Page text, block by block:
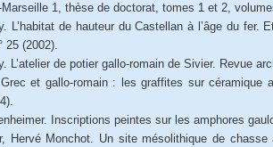
Marseille 1, thèse de doctorat, tomes 1 et 2,
L’habitat de hauteur du Castellan à l’âge du
25 (2002).
L’atelier de potier gallo-romain de Sivier. Revue
et gallo-romain : les graffites sur céramique
Inscriptions peintes sur les amphores
Hervé Monchot. Un site mésolithique de